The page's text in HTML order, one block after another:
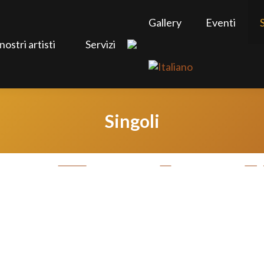
artisti Servizi
Gallery Eventi
Singoli